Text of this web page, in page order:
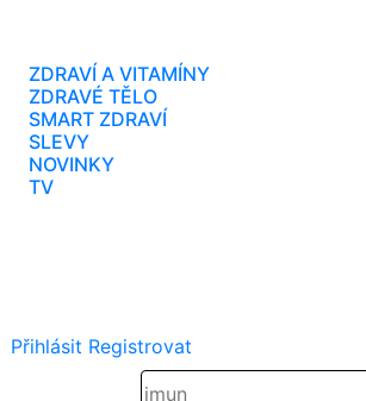
ZDRAVÍ A VITAMÍNY
ZDRAVÉ TĚLO
SMART ZDRAVÍ
SLEVY
NOVINKY
TV
Přihlásit Registrovat